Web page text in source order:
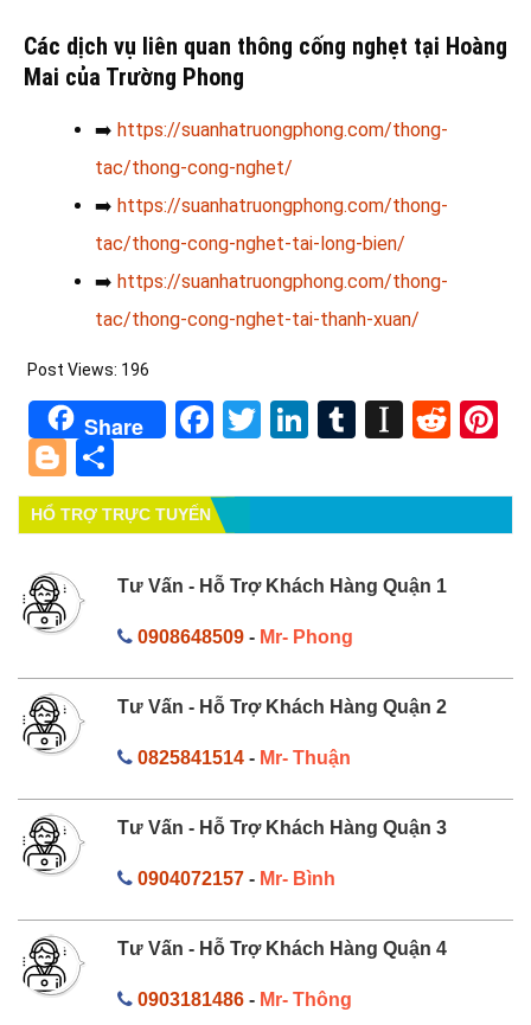
Các dịch vụ liên quan thông cống nghẹt tại Hoàng
Mai của Trường Phong
➡️ https://suanhatruongphong.com/thong-
tac/thong-cong-nghet/
➡️ https://suanhatruongphong.com/thong-
tac/thong-cong-nghet-tai-long-bien/
➡️ https://suanhatruongphong.com/thong-
tac/thong-cong-nghet-tai-thanh-xuan/
Post Views: 196
Share Facebook
TwitterLinkedIn
Tumblr
Blogger
HỔ TRỢ TRỰC TUYẾN
Tư Vấn - Hỗ Trợ Khách Hàng Quận 1
0908648509- Mr- Phong
Tư Vấn - Hỗ Trợ Khách Hàng Quận 2
0825841514- Mr- Thuận
Tư Vấn - Hỗ Trợ Khách Hàng Quận 3
0904072157- Mr- Bình
Tư Vấn - Hỗ Trợ Khách Hàng Quận 4
0903181486- Mr- Thông